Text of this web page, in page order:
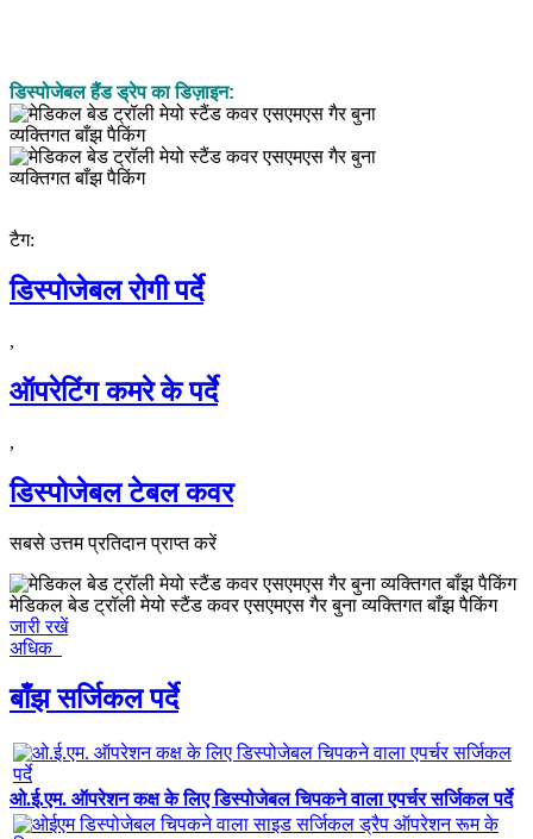
डिस्पोजेबल हैंड ड्रेप का डिज़ाइन:
टैग:
डिस्पोजेबल रोगी पर्दे
,
ऑपरेटिंग कमरे के पर्दे
,
डिस्पोजेबल टेबल कवर
सबसे उत्तम प्रतिदान प्राप्त करें
मेडिकल बेड ट्रॉली मेयो स्टैंड कवर एसएमएस गैर बुना व्यक्तिगत बाँझ पैकिंग
जारी रखें
अधिक
बाँझ सर्जिकल पर्दे
ओ.ई.एम. ऑपरेशन कक्ष के लिए डिस्पोजेबल चिपकने वाला एपर्चर सर्जिकल पर्दे